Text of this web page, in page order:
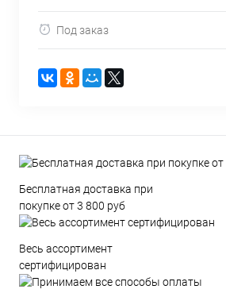
Под заказ
Бесплатная доставка при
покупке от 3 800 руб
Весь ассортимент
сертифицирован